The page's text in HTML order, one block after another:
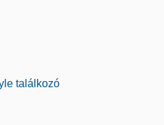
találkozó